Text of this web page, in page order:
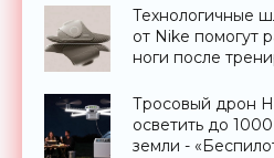
Технологичные
от Nike помогут
ноги после
Тросовый дрон
осветить до
земли -